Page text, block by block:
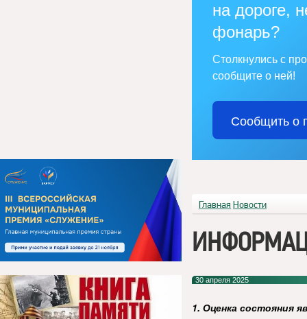
на дороге,
фонарь?
Столкнулись с
сообщите о ней!
Сообщить о
Главная Новости
30 апреля 2025
1. Оценка состояния